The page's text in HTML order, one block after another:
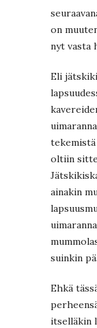
on
nyt vasta
Eli
tekemistä
oltiin
ainakin
suinkin
Ehkä
itselläkin